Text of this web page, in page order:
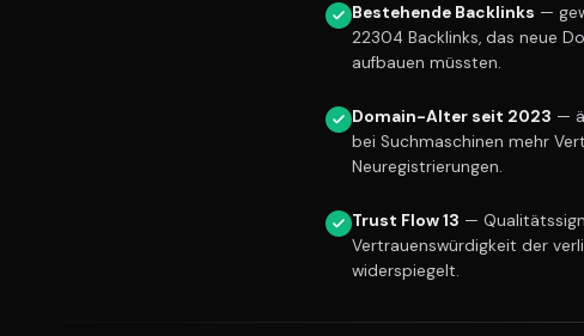
Bestehende Backlinks —
22304 Backlinks, das neue
aufbauen müssten.
Domain-Alter seit 2023 —
bei Suchmaschinen mehr
Neuregistrierungen.
Trust Flow 13 —
Vertrauenswürdigkeit der
widerspiegelt.